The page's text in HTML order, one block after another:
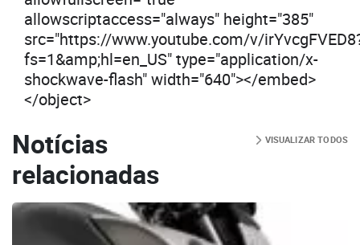
allowscriptaccess="always" height="385"
src="https://www.youtube.com/v/
fs=1&amp;hl=en_US" type="application/x-
shockwave-flash" width="640"></embed>
</object>
Notícias
relacionadas
VISUALIZAR TODOS